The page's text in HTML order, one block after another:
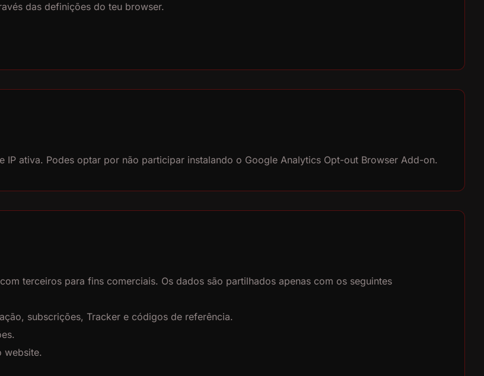
das definições do teu browser.
IP ativa. Podes optar por não participar instalando o Google Analytics Opt-out Browser Add-on.
terceiros para fins comerciais. Os dados são partilhados apenas com os seguintes
subscrições, Tracker e códigos de referência.
website.